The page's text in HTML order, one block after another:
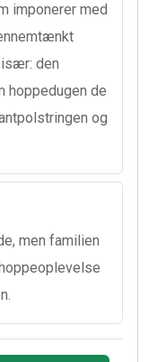
imponerer med
den
hoppedugen de
og
men familien